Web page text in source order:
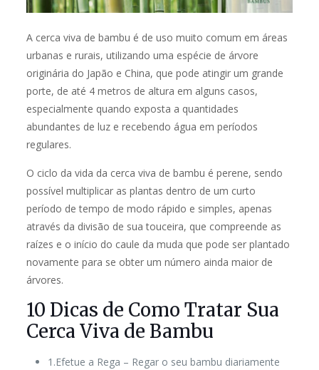
A cerca viva de bambu é de uso muito comum em áreas
urbanas e rurais, utilizando uma espécie de árvore
originária do Japão e China, que pode atingir um grande
porte, de até 4 metros de altura em alguns casos,
especialmente quando exposta a quantidades
abundantes de luz e recebendo água em períodos
regulares.
O ciclo da vida da cerca viva de bambu é perene, sendo
possível multiplicar as plantas dentro de um curto
período de tempo de modo rápido e simples, apenas
através da divisão de sua touceira, que compreende as
raízes e o início do caule da muda que pode ser plantado
novamente para se obter um número ainda maior de
árvores.
10 Dicas de Como Tratar Sua
Cerca Viva de Bambu
1.Efetue a Rega – Regar o seu bambu diariamente